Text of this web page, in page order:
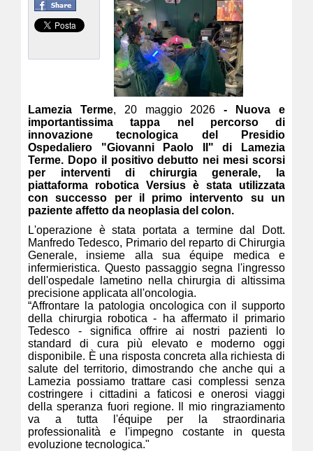
Lamezia Terme, 20 maggio 2026- Nuova e
importantissima tappa nel percorso di
innovazione tecnologica del Presidio
Ospedaliero "Giovanni Paolo II" di Lamezia
Terme. Dopo il positivo debutto nei mesi scorsi
per interventi di chirurgia generale, la
piattaforma robotica Versius è stata utilizzata
con successo per il primo intervento su un
paziente affetto da neoplasia del colon.
L'operazione è stata portata a termine dal Dott.
Manfredo Tedesco, Primario del reparto di Chirurgia
Generale, insieme alla sua équipe medica e
infermieristica. Questo passaggio segna l'ingresso
dell'ospedale lametino nella chirurgia di altissima
precisione applicata all'oncologia.
“Affrontare la patologia oncologica con il supporto
della chirurgia robotica - ha affermato il primario
Tedesco - significa offrire ai nostri pazienti lo
standard di cura più elevato e moderno oggi
disponibile. È una risposta concreta alla richiesta di
salute del territorio, dimostrando che anche qui a
Lamezia possiamo trattare casi complessi senza
costringere i cittadini a faticosi e onerosi viaggi
della speranza fuori regione. Il mio ringraziamento
va a tutta l'équipe per la straordinaria
professionalità e l'impegno costante in questa
evoluzione tecnologica."